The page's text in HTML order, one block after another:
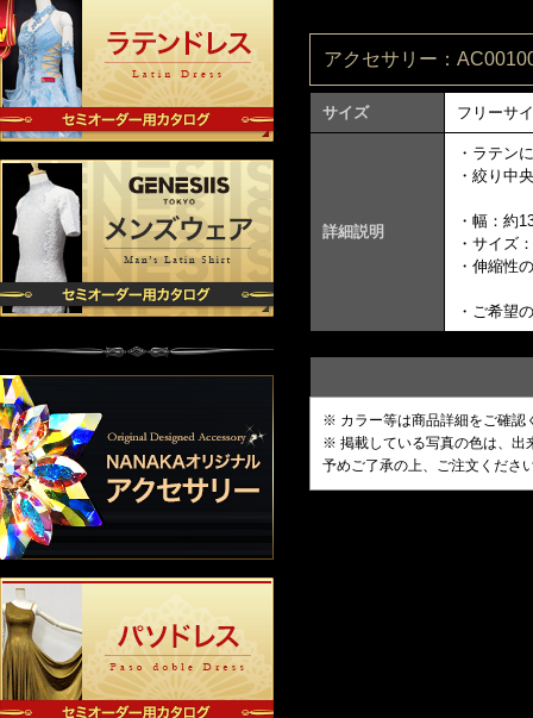
アクセサリー：
サイズ フリーサ
詳細説明
・ラテン
・絞り中
・幅：約
・サイズ
・伸縮性
・ご希望
※ カラー等は商品詳細をご確認
※ 掲載している写真の色は、出
予めご了承の上、ご注文くださ